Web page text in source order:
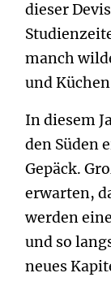
dieser
manch
und
In diesem
den Süden
Gepäck.
erwarten,
werden
und so
neues